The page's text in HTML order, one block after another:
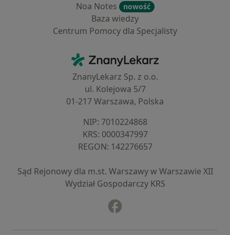
Noa Notes
nowość
Baza wiedzy
Centrum Pomocy dla Specjalisty
ZnanyLekarz - Strona główna
ZnanyLekarz Sp. z o.o.
ul. Kolejowa 5/7
01-217 Warszawa, Polska
NIP: ⁠7010224868
KRS: ⁠0000347997
REGON: ⁠142276657
Sąd Rejonowy dla m.st. Warszawy w Warszawie XII
Wydział Gospodarczy KRS